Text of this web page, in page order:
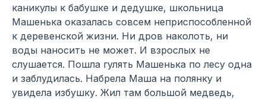
каникулы к бабушке и дедушке, школьница
Машенька оказалась совсем неприспособленной
к деревенской жизни. Ни дров наколоть, ни
воды наносить не может. И взрослых не
слушается. Пошла гулять Машенька по лесу одна
и заблудилась. Набрела Маша на полянку и
увидела избушку. Жил там большой медведь,